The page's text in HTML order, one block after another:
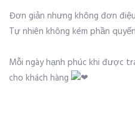
Đơn giản nhưng không đơn điệu
Tự nhiên không kém phần
Mỗi ngày hạnh phúc khi được
cho khách hàng